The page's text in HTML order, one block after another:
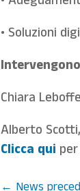
• Soluzioni
Intervengono
Chiara
Alberto
Clicca qui